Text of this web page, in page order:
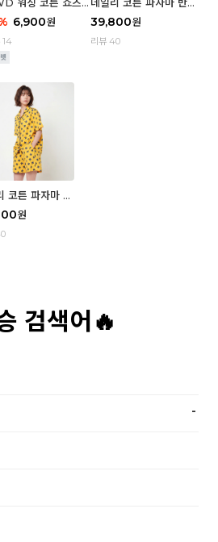
) - 01 Blue whal
6,900원
14
세트 (우먼) - 03 Sum
mer lane
39,800원
리뷰 40
코튼 파자마 반
(우먼) - 01 Mi
원
검색어🔥
-